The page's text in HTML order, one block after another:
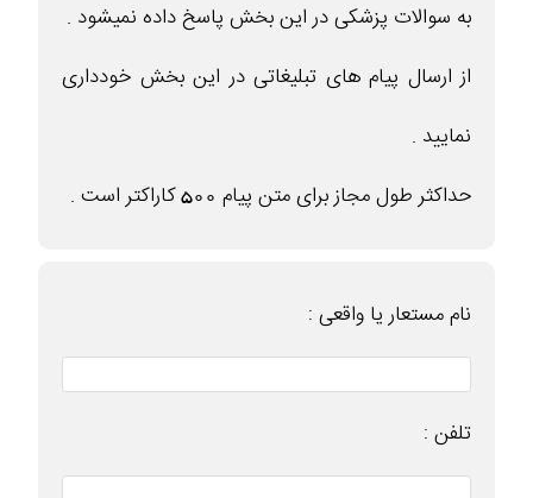
به سوالات پزشکی در این بخش پاسخ داده نمیشود .
از ارسال پیام های تبلیغاتی در این بخش خودداری
نمایید .
حداکثر طول مجاز برای متن پیام 500 کاراکتر است .
نام مستعار یا واقعی :
تلفن :